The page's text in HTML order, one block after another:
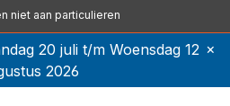
niet aan particulieren
20 juli t/m Woensdag 12
2026
×